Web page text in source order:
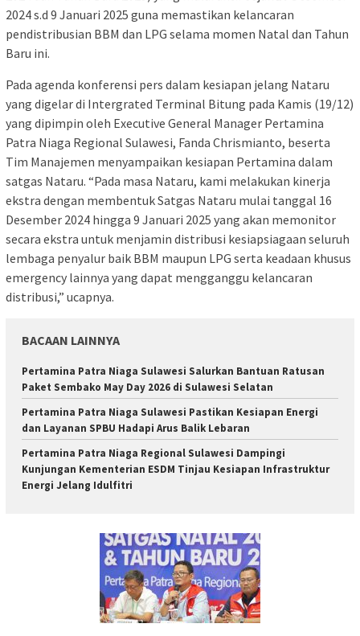
2024 s.d 9 Januari 2025 guna memastikan kelancaran
pendistribusian BBM dan LPG selama momen Natal dan Tahun
Baru ini.
Pada agenda konferensi pers dalam kesiapan jelang Nataru
yang digelar di Intergrated Terminal Bitung pada Kamis (19/12)
yang dipimpin oleh Executive General Manager Pertamina
Patra Niaga Regional Sulawesi, Fanda Chrismianto, beserta
Tim Manajemen menyampaikan kesiapan Pertamina dalam
satgas Nataru. “Pada masa Nataru, kami melakukan kinerja
ekstra dengan membentuk Satgas Nataru mulai tanggal 16
Desember 2024 hingga 9 Januari 2025 yang akan memonitor
secara ekstra untuk menjamin distribusi kesiapsiagaan seluruh
lembaga penyalur baik BBM maupun LPG serta keadaan khusus
emergency lainnya yang dapat mengganggu kelancaran
distribusi,” ucapnya.
BACAAN LAINNYA
Pertamina Patra Niaga Sulawesi Salurkan Bantuan Ratusan
Paket Sembako May Day 2026 di Sulawesi Selatan
Pertamina Patra Niaga Sulawesi Pastikan Kesiapan Energi
dan Layanan SPBU Hadapi Arus Balik Lebaran
Pertamina Patra Niaga Regional Sulawesi Dampingi
Kunjungan Kementerian ESDM Tinjau Kesiapan Infrastruktur
Energi Jelang Idulfitri